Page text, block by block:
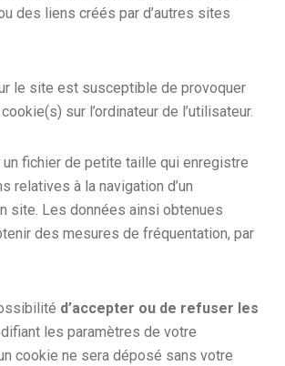
des liens créés par d’autres sites
le site est susceptible de provoquer
sur l’ordinateur de l’utilisateur.
un fichier de petite taille qui enregistre
relatives à la navigation d’un
site. Les données ainsi obtenues
des mesures de fréquentation, par
d’accepter ou de refuser les
les paramètres de votre
cookie ne sera déposé sans votre